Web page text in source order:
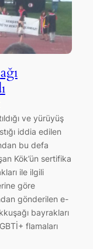
ve yürüyüş
iddia edilen
bu defa
Kök’ün sertifika
ile ilgili
göre
gönderilen e-
bayrakları
flamaları